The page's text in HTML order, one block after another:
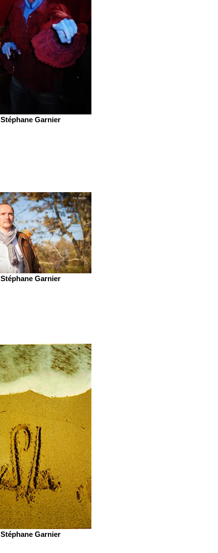
Stéphane Garnier
Stéphane Garnier
Stéphane Garnier